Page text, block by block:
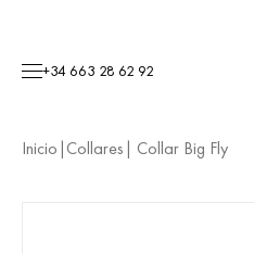
+34 663 28 62 92
Inicio |Collares | Collar Big Fly